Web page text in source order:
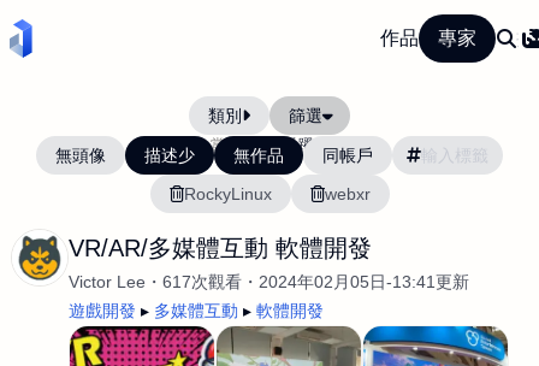
作品 專家
類別 篩選
當前排序: 活躍度
無頭像 描述少 無作品
同帳戶
RockyLinux
webxr
VR/AR/多媒體互動 軟體開發
Victor Lee 617次觀看
2024年02月05日-13:41更新
遊戲開發
多媒體互動 軟體開發